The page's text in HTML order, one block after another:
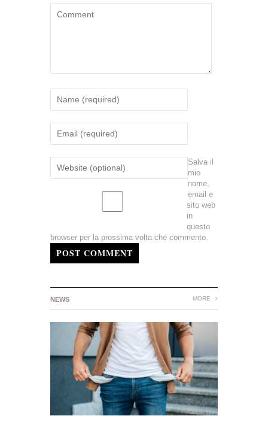
Salva il
mio
nome,
email e
sito web
in
questo
browser per la prossima volta che commento.
POST COMMENT
NEWS MORE